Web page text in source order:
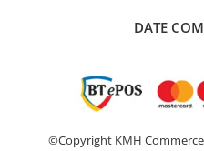
DATE
©Copyright KMH